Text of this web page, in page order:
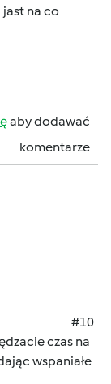
jast na co
aby dodawać
komentarze
#10
czas na
wspaniałe